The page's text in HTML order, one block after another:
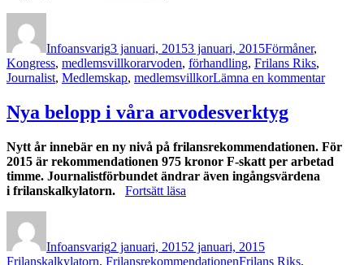
bli
frilansmedlem”
Infoansvarig3 januari, 20153 januari, 2015Förmåner,
Kongress, medlemsvillkorEtiketter
arvoden, förhandling, Frilans Riks,
Journalist, Medlemskap, medlemsvillkorLämna en kommentartill
bli
Nya belopp i våra arvodesverktyg
Nytt år innebär en ny nivå på frilansrekommendationen. För
2015 är rekommendationen 975 kronor F-skatt per arbetad
timme. Journalistförbundet ändrar även ingångsvärdena
i frilanskalkylatorn. Fortsätt läsa
arvodesverktyg”
Infoansvarig2 januari, 20152 januari, 2015
Frilanskalkylatorn, FrilansrekommendationenEtiketter
Frilans Riks,